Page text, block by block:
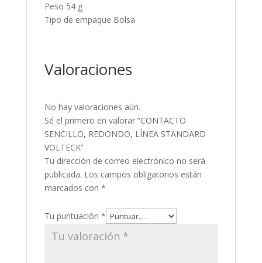
Peso 54 g
Tipo de empaque Bolsa
Valoraciones
No hay valoraciones aún.
Sé el primero en valorar “CONTACTO
SENCILLO, REDONDO, LÍNEA STANDARD
VOLTECK”
Tu dirección de correo electrónico no será
publicada. Los campos obligatorios están
marcados con *
Tu puntuación *